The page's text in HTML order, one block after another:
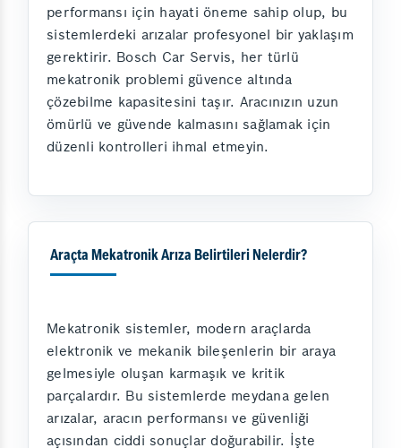
performansı için hayati öneme sahip olup, bu
sistemlerdeki arızalar profesyonel bir yaklaşım
gerektirir. Bosch Car Servis, her türlü
mekatronik problemi güvence altında
çözebilme kapasitesini taşır. Aracınızın uzun
ömürlü ve güvende kalmasını sağlamak için
düzenli kontrolleri ihmal etmeyin.
Araçta Mekatronik Arıza Belirtileri Nelerdir?
Mekatronik sistemler, modern araçlarda
elektronik ve mekanik bileşenlerin bir araya
gelmesiyle oluşan karmaşık ve kritik
parçalardır. Bu sistemlerde meydana gelen
arızalar, aracın performansı ve güvenliği
açısından ciddi sonuçlar doğurabilir. İşte